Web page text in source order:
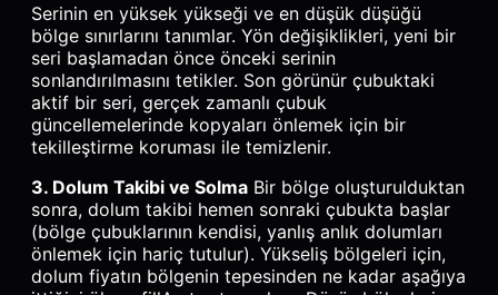
Serinin en yüksek yükseği ve en düşük düşüğü
bölge sınırlarını tanımlar. Yön değişiklikleri, yeni bir
seri başlamadan önce önceki serinin
sonlandırılmasını tetikler. Son görünür çubuktaki
aktif bir seri, gerçek zamanlı çubuk
güncellemelerinde kopyaları önlemek için bir
tekilleştirme koruması ile temizlenir.
3. Dolum Takibi ve Solma Bir bölge oluşturulduktan
sonra, dolum takibi hemen sonraki çubukta başlar
(bölge çubuklarının kendisi, yanlış anlık dolumları
önlemek için hariç tutulur). Yükseliş bölgeleri için,
dolum fiyatın bölgenin tepesinden ne kadar aşağıya